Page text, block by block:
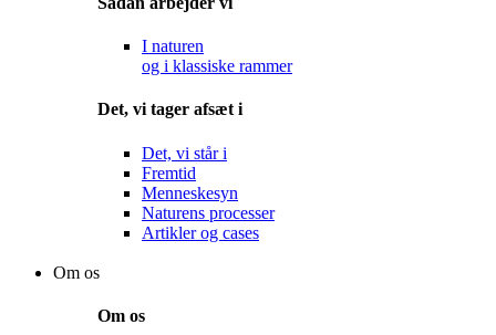
I naturen
og i klassiske rammer
Det, vi tager afsæt i
Det, vi står i
Fremtid
Menneskesyn
Naturens processer
Artikler og cases
Om os
Om os